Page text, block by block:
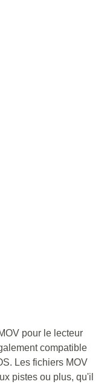
pour le lecteur
compatible
Les fichiers MOV
pistes ou plus, qu'il